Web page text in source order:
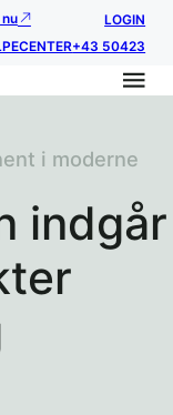
LOGIN
+43 50423
indgår
i moderne